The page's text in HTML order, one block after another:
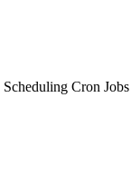
Scheduling Cron Jobs